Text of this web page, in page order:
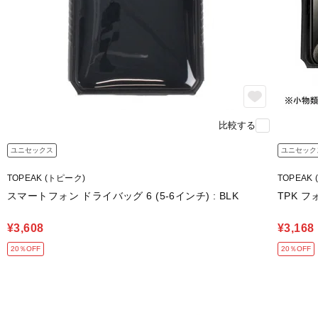
比較する
ユニセックス
TOPEAK (トピーク)
スマートフォン ドライバッグ 6 (5-6インチ) : BLK
¥3,608
20％OFF
ユニセック
TOPEAK
TPK フ
¥3,168
20％OFF